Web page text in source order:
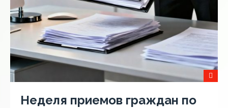
Неделя приемов граждан по